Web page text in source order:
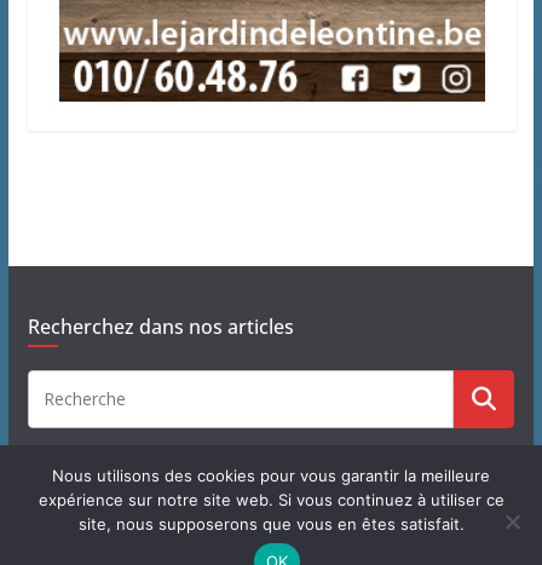
Recherchez dans nos articles
Copyright © 2026 J'habite à Chastre
Nous utilisons des cookies pour vous garantir la meilleure
expérience sur notre site web. Si vous continuez à utiliser ce
site, nous supposerons que vous en êtes satisfait.
OK